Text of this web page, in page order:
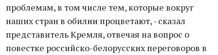
проблемам, в том числе тем, которые вокруг
наших стран в обилии процветают, - сказал
представитель Кремля, отвечая на вопрос о
повестке российско-белорусских переговоров в